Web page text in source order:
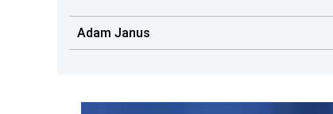
Adam Janus